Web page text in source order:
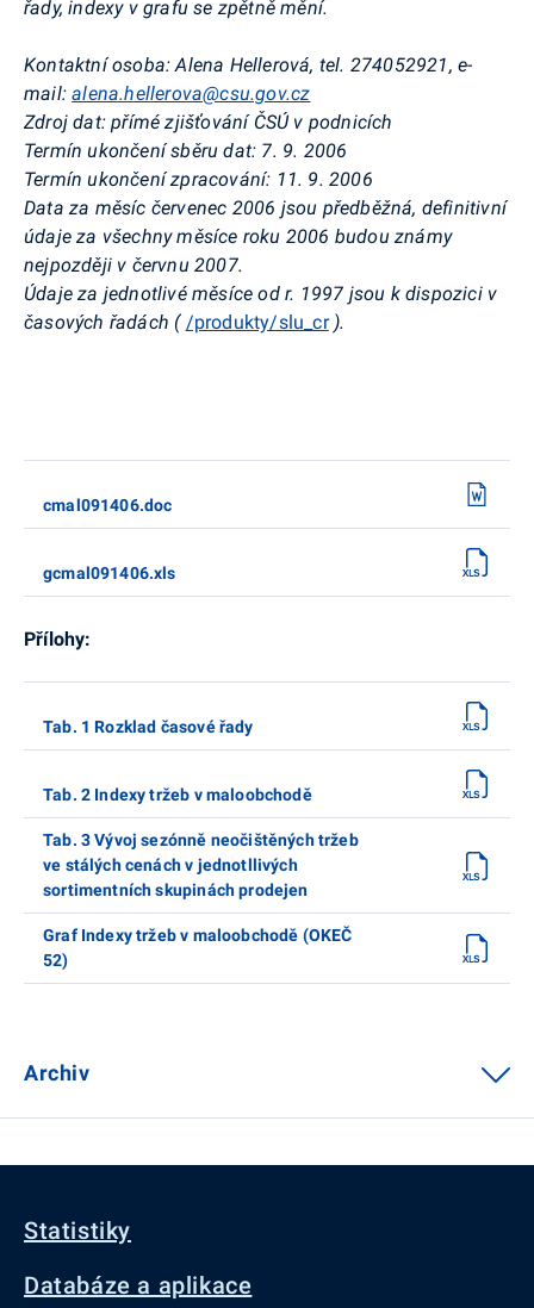
řady, indexy v grafu se zpětně mění.
Kontaktní osoba: Alena Hellerová, tel. 274052921, e-
mail:alena.hellerova@csu.gov.cz
Zdroj dat: přímé zjišťování ČSÚ v podnicích
Termín ukončení sběru dat: 7. 9. 2006
Termín ukončení zpracování: 11. 9. 2006
Data za měsíc červenec 2006 jsou předběžná, definitivní
údaje za všechny měsíce roku 2006 budou známy
nejpozději v červnu 2007.
Údaje za jednotlivé měsíce od r. 1997 jsou k dispozici v
časových řadách ( /produkty/slu_cr ).
cmal091406.doc
gcmal091406.xls
Přílohy:
Tab. 1 Rozklad časové řady
Tab. 2 Indexy tržeb v maloobchodě
Tab. 3 Vývoj sezónně neočištěných tržeb
ve stálých cenách v jednotllivých
sortimentních skupinách prodejen
Graf Indexy tržeb v maloobchodě (OKEČ
52)
Archiv
Statistiky
Databáze a aplikace